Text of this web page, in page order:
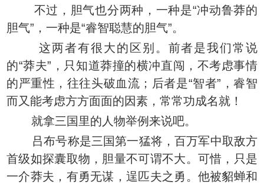
不过，胆气也分两种，一种是“冲动鲁莽的
胆气”，一种是“睿智聪慧的胆气”。
这两者有很大的区别。前者是我们常说
的“莽夫”，只知道莽撞的横冲直闯，不考虑事情
的严重性，往往头破血流；后者是“智者”，睿智
而又能考虑方方面面的因素，常常功成名就！
就拿三国里的人物举例来说吧。
吕布号称是三国第一猛将，百万军中取敌方
首级如探囊取物，胆量不可谓不大。可惜，只是
一介莽夫，有勇无谋，逞匹夫之勇。他被貂蝉和